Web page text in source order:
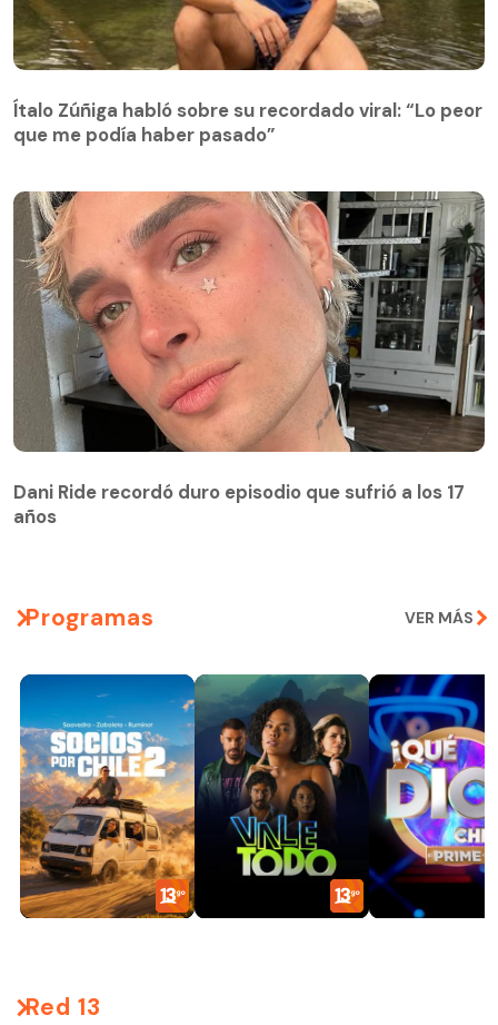
Ítalo Zúñiga habló sobre su recordado viral: “Lo peor
que me podía haber pasado”
Dani Ride recordó duro episodio que sufrió a los 17
años
Programas VER MÁS
Red 13